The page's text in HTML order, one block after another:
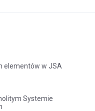
elementów w JSA
Systemie